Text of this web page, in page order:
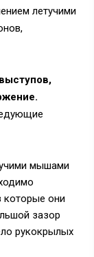
летучими
мышами
которые они
зазор
рукокрылых